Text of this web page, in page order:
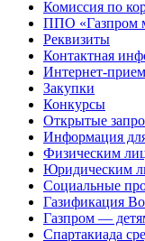
Комиссия по
ППО «Газпром
Реквизиты
Контактная
Интернет-
Закупки
Конкурсы
Открытые
Информация
Физическим
Юридическим
Социальные
Газификация
Газпром —
Спартакиада